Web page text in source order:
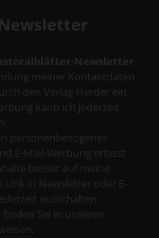
Newsletter
meiner Kontaktdaten
den Verlag Herder ein.
kann ich jederzeit
personenbezogenes
E-Mail-Werbung erfasst
besser auf meine
Link in Newsletter oder E-
ausschalten.
Sie in unseren